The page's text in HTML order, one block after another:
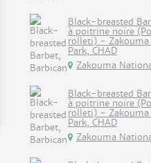
Black-breasted
à poitrine noire
rolleti) - Zakouma
Park, CHAD
Zakouma
Black-breasted
à poitrine noire
rolleti) - Zakouma
Park, CHAD
Zakouma